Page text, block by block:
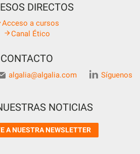
DIRECTOS
Acceso a cursos
Canal Ético
CONTACTO
algalia@algalia.com Síguenos
NOTICIAS
A NUESTRA NEWSLETTER